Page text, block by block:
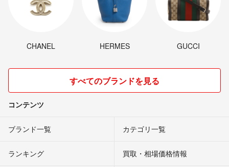
CHANEL HERMES GUCCI
すべてのブランドを見る
コンテンツ
ブランド一覧 カテゴリ一覧
ランキング 買取・相場価格情報